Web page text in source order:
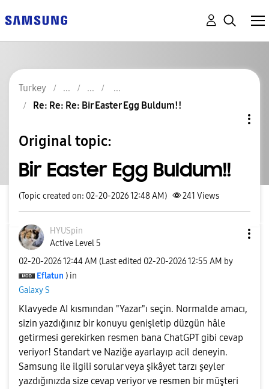
Turkey
Re: Re: Re: Bir Easter Egg Buldum!!
Original topic:
Bir Easter Egg Buldum!!
(Topic created on: 02-20-2026 12:48 AM) 241 Views
HYUSpin
Active Level 5
‎02-20-202612:44 AM (Last edited ‎02-20-202612:55 AM by
Eflatun ) in
Galaxy S
Klavyede AI kısmından "Yazar"ı seçin. Normalde amacı,
sizin yazdığınız bir konuyu genişletip düzgün hâle
getirmesi gerekirken resmen bana ChatGPT gibi cevap
veriyor! Standart ve Naziğe ayarlayıp acil deneyin.
Samsung ile ilgili sorular veya şikâyet tarzı şeyler
yazdığınızda size cevap veriyor ve resmen bir müşteri